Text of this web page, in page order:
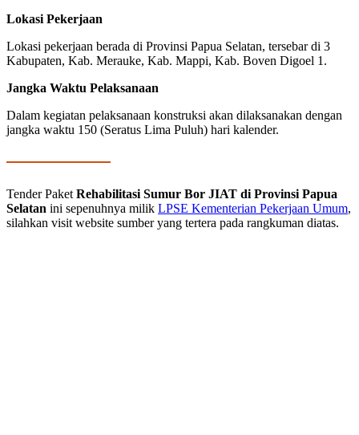
Lokasi Pekerjaan
Lokasi pekerjaan berada di Provinsi Papua Selatan, tersebar di 3
Kabupaten, Kab. Merauke, Kab. Mappi, Kab. Boven Digoel 1.
Jangka Waktu Pelaksanaan
Dalam kegiatan pelaksanaan konstruksi akan dilaksanakan dengan
jangka waktu 150 (Seratus Lima Puluh) hari kalender.
Tender Paket Rehabilitasi Sumur Bor JIAT di Provinsi Papua
Selatan ini sepenuhnya milik LPSE Kementerian Pekerjaan Umum,
silahkan visit website sumber yang tertera pada rangkuman diatas.